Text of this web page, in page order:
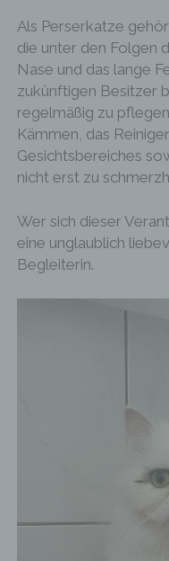
Als Perserkatze
die unter den Folgen
Nase und das lange
zukünftigen Besitzer
regelmäßig zu
Kämmen, das
Gesichtsbereiches
nicht erst zu
Wer sich dieser
eine unglaublich
Begleiterin.
Adresse) umfasst.
per E-Mail oder
Kontakt mit dem für
Verantwortlichen
betroffenen Person
gespeichert.
betroffenen Person
Verantwortlichen
Bearbeitung oder
Weitergabe dieser
Dritte.
Internetseite
Verantwortlichen
einsehbares Portal,
Personen, die
werden, Artikel
Die Blogposts
kommentiert